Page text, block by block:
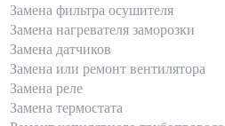
Замена фильтра осушителя
Замена нагревателя заморозки
Замена датчиков
Замена или ремонт вентилятора
Замена реле
Замена термостата